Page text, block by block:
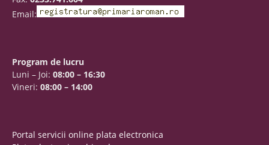
Email:
Program de lucru
Luni – Joi: 08:00 – 16:30
Vineri: 08:00 – 14:00
Portal servicii online plata electronica